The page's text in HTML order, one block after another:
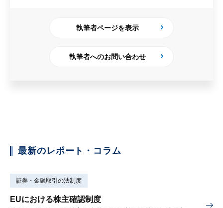
執筆者ページを表示
執筆者へのお問い合わせ
最新のレポート・コラム
証券・金融取引の法制度
EUにおける株主確認制度